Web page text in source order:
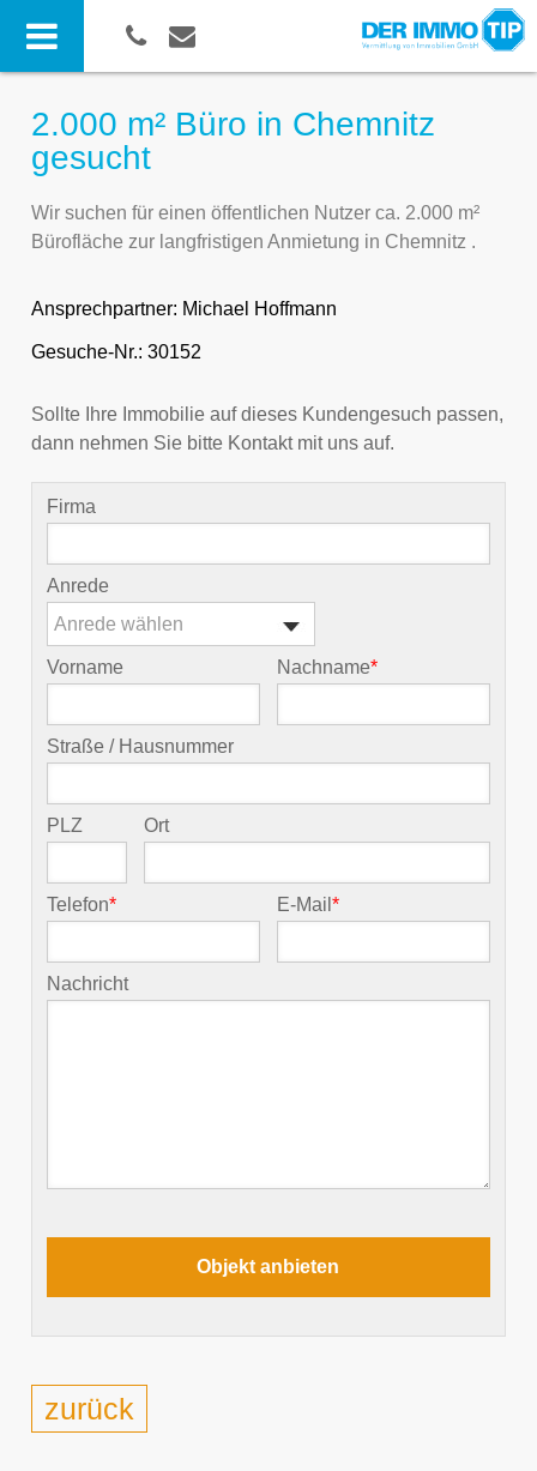
2.000 m² Büro in Chemnitz
gesucht
Wir suchen für einen öffentlichen Nutzer ca. 2.000 m²
Bürofläche zur langfristigen Anmietung in Chemnitz .
Ansprechpartner: Michael Hoffmann
Gesuche-Nr.: 30152
Sollte Ihre Immobilie auf dieses Kundengesuch passen,
dann nehmen Sie bitte Kontakt mit uns auf.
Firma
Anrede
Anrede wählen
Vorname Nachname*
Straße / Hausnummer
PLZ Ort
Telefon* E-Mail*
Nachricht
zurück